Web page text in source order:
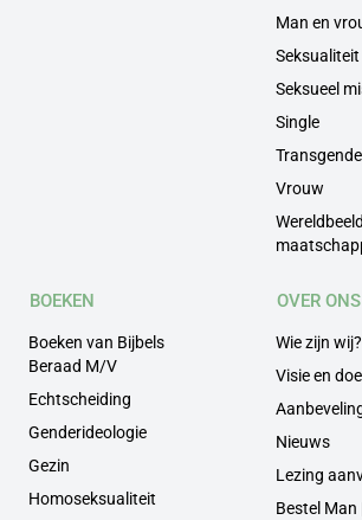
Man en
Seksualiteit
Seksueel
Single
Vrouw
BOEKEN
Boeken van Bijbels
Beraad M/V
Echtscheiding
Genderideologie
Gezin
Homoseksualiteit
OVER ONS
Wie zijn wij?
Visie en doel
Nieuws
Lezing
Bestel Man